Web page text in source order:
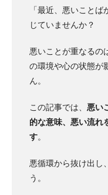
「最近、悪いこと
じていませんか？
悪いことが重なるの
の環境や心の状態が
ん。
この記事では、 悪い
的な意味、悪い流れ
す。
悪循環から抜け出し
う。